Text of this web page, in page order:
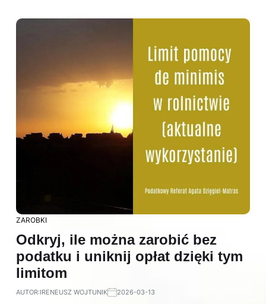
ZAROBKI
Odkryj, ile można zarobić bez
podatku i uniknij opłat dzięki tym
limitom
AUTOR:IRENEUSZ WOJTUNIK 2026-03-13